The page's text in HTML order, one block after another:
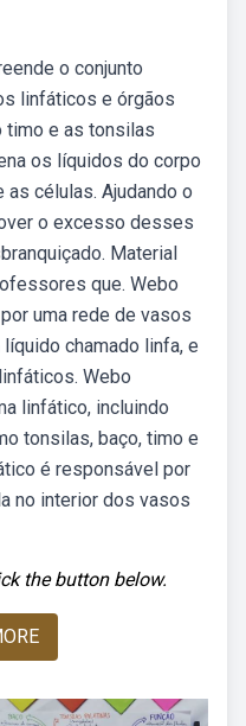
o conjunto
linfáticos e órgãos
timo e as tonsilas
os líquidos do corpo
células. Ajudando o
o excesso desses
Material
que. Webo
uma rede de vasos
chamado linfa, e
Webo
linfático, incluindo
tonsilas, baço, timo e
é responsável por
no interior dos vasos
the button below.